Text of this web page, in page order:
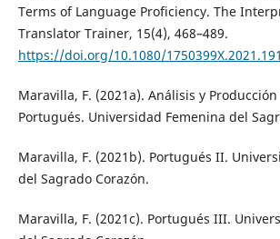
Terms of Language Proficiency. The
Translator Trainer, 15(4), 468–489.
https://doi.org/10.1080/
Maravilla, F. (2021a). Análisis y
Portugués. Universidad Femenina del
Maravilla, F. (2021b). Portugués II.
del Sagrado Corazón.
Maravilla, F. (2021c). Portugués III.